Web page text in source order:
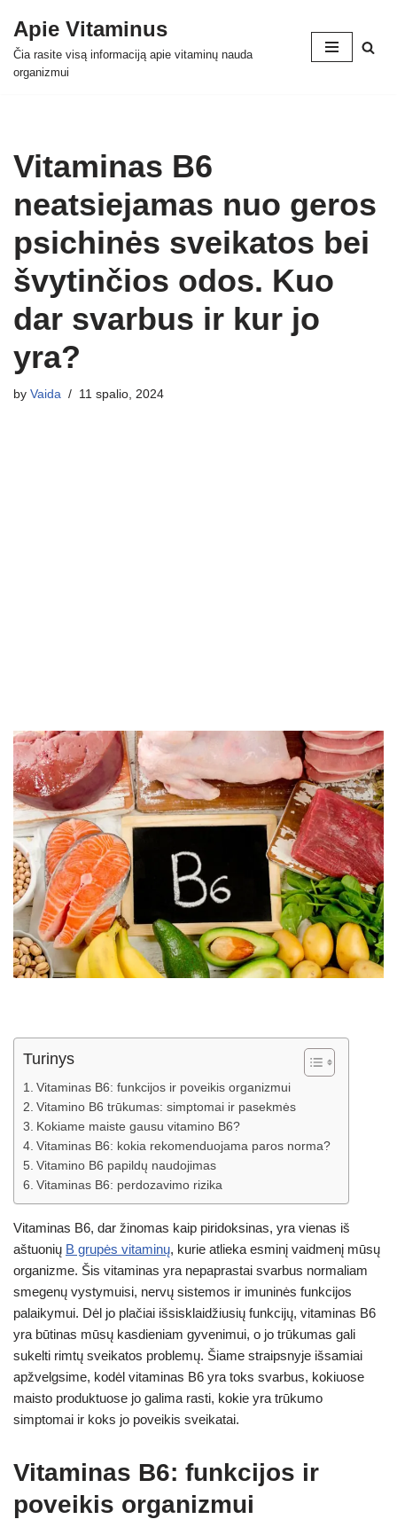
Skip
to
Apie Vitaminus
Čia rasite visą informaciją apie vitaminų nauda
organizmui
Vitaminas B6
neatsiejamas nuo geros
psichinės sveikatos bei
švytinčios odos. Kuo
dar svarbus ir kur jo
yra?
by Vaida 11 spalio, 2024
Turinys
Vitaminas B6: funkcijos ir poveikis organizmui
Vitamino B6 trūkumas: simptomai ir pasekmės
Kokiame maiste gausu vitamino B6?
Vitaminas B6: kokia rekomenduojama paros norma?
Vitamino B6 papildų naudojimas
Vitaminas B6: perdozavimo rizika
Vitaminas B6, dar žinomas kaip piridoksinas, yra vienas iš
aštuonių B grupės vitaminų, kurie atlieka esminį vaidmenį mūsų
organizme. Šis vitaminas yra nepaprastai svarbus normaliam
smegenų vystymuisi, nervų sistemos ir imuninės funkcijos
palaikymui. Dėl jo plačiai išsisklaidžiusių funkcijų, vitaminas B6
yra būtinas mūsų kasdieniam gyvenimui, o jo trūkumas gali
sukelti rimtų sveikatos problemų. Šiame straipsnyje išsamiai
apžvelgsime, kodėl vitaminas B6 yra toks svarbus, kokiuose
maisto produktuose jo galima rasti, kokie yra trūkumo
simptomai ir koks jo poveikis sveikatai.
Vitaminas B6: funkcijos ir
poveikis organizmui